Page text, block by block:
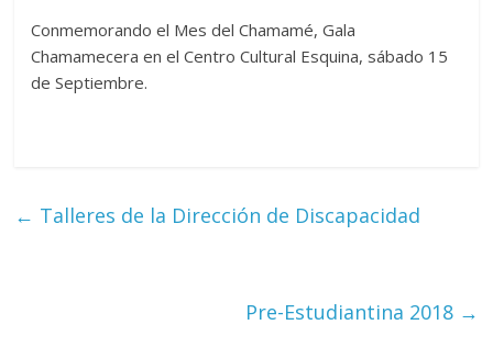
Conmemorando el Mes del Chamamé, Gala
Chamamecera en el Centro Cultural Esquina, sábado 15
de Septiembre.
← Talleres de la Dirección de Discapacidad
Pre-Estudiantina 2018 →